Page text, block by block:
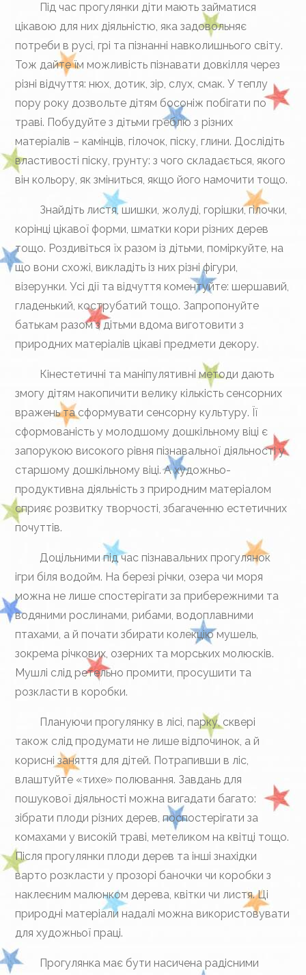
Під час прогулянки діти мають займатися
цікавою для них діяльністю, яка задовольняє
потреби в русі, грі та пізнанні навколишнього світу.
Тож дайте їм можливість пізнавати довкілля через
різні відчуття: нюх, дотик, зір, слух, смак. У теплу
пору року дозвольте дітям босоніж побігати по
траві. Побудуйте з дітьми греблю з різних
матеріалів – камінців, гілочок, піску, глини. Дослідіть
властивості піску, грунту: з чого складається, якого
він кольору, як зміниться, якщо його намочити тощо.
Знайдіть листя, шишки, жолуді, горішки, гілочки,
корінці цікавої форми, шматки кори різних дерев
тощо. Роздивіться їх разом із дітьми, поміркуйте, на
що вони схожі, викладіть із них різні фігури,
візерунки. Усі дії та відчуття коментуйте: шершавий,
гладенький, кострубатий тощо. Запропонуйте
батькам разом з дітьми вдома виготовити з
природних матеріалів цікаві предмети декору.
Кінестетичні та маніпулятивні методи дають
змогу дітям накопичити велику кількість сенсорних
вражень та сформувати сенсорну культуру. Її
сформованість у молодшому дошкільному віці є
запорукою високого рівня пізнавальної діяльності у
старшому дошкільному віці. А художньо-
продуктивна діяльність з природним матеріалом
сприяє розвитку творчості, збагаченню естетичних
почуттів.
Доцільними під час пізнавальних прогулянок
ігри біля водойм. На березі річки, озера чи моря
можна не лише спостерігати за прибережними та
водяними рослинами, рибами, водоплавними
птахами, а й почати збирати колекцію мушель,
зокрема річкових, озерних та морських молюсків.
Мушлі слід ретельно промити, просушити та
розкласти в коробки.
Плануючи прогулянку в лісі, парку, сквері
також слід продумати не лише відпочинок, а й
корисні заняття для дітей. Потрапивши в ліс,
влаштуйте «тихе» полювання. Завдань для
пошукової діяльності можна вигадати багато:
зібрати плоди різних дерев, поспостерігати за
комахами у високій траві, метеликом на квітці тощо.
Після прогулянки плоди дерев та інші знахідки
варто розкласти у прозорі баночки чи коробки з
наклеєним малюнком дерева, квітки чи листя. Ці
природні матеріали надалі можна використовувати
для художньої праці.
Прогулянка має бути насичена радісними